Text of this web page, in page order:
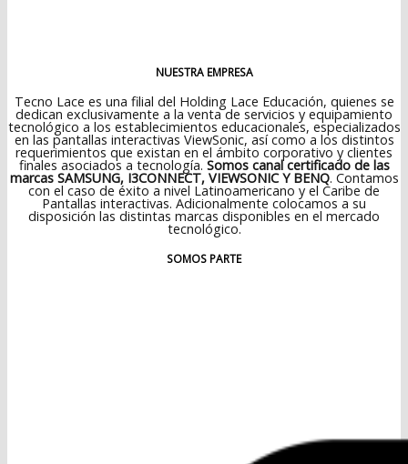
NUESTRA EMPRESA
Tecno Lace es una filial del Holding Lace Educación, quienes se
dedican exclusivamente a la venta de servicios y equipamiento
tecnológico a los establecimientos educacionales, especializados
en las pantallas interactivas ViewSonic, así como a los distintos
requerimientos que existan en el ámbito corporativo y clientes
finales asociados a tecnología. Somos canal certificado de las
marcas SAMSUNG, I3CONNECT, VIEWSONIC Y BENQ. Contamos
con el caso de éxito a nivel Latinoamericano y el Caribe de
Pantallas interactivas. Adicionalmente colocamos a su
disposición las distintas marcas disponibles en el mercado
tecnológico.
SOMOS PARTE